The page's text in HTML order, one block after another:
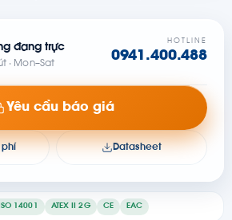
14001 ATEX II 2G CE EAC
đang trực
· Mon–Sat
HOTLINE
0941.400.488
Yêu cầu báo giá
phí Datasheet